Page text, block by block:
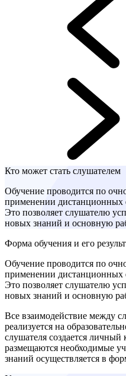
Кто может стать слушателем
Обучение проводится по
применении дистанционных
Это позволяет слушателю
новых знаний и основную
Форма обучения и его
Обучение проводится по
применении дистанционных
Это позволяет слушателю
новых знаний и основную
Все взаимодействие между
реализуется на
слушателя создается
размещаются необходимые
знаний осуществляется в